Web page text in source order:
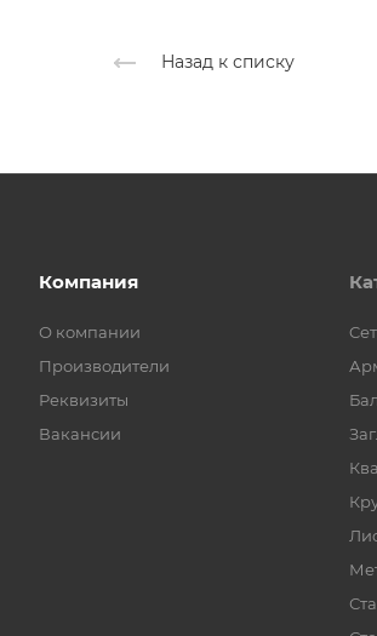
Назад к списку
Компания
О компании
Производители
Реквизиты
Вакансии